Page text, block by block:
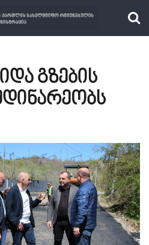
გზების